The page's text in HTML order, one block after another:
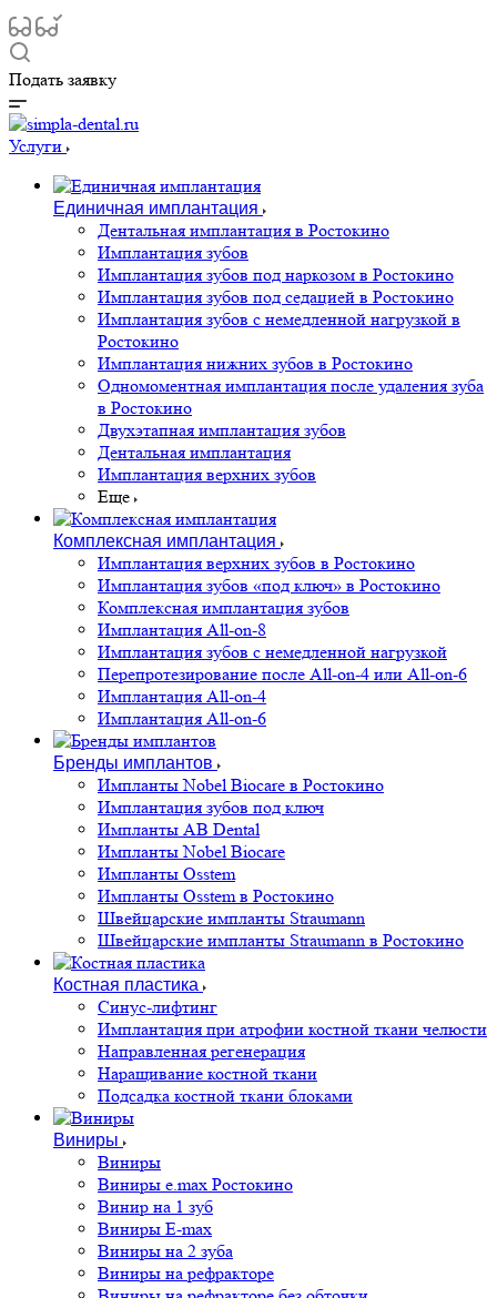
Подать заявку
Услуги
Единичная имплантация
Дентальная имплантация в Ростокино
Имплантация зубов
Имплантация зубов под наркозом в Ростокино
Имплантация зубов под седацией в Ростокино
Имплантация зубов с немедленной нагрузкой в
Ростокино
Имплантация нижних зубов в Ростокино
Одномоментная имплантация после удаления зуба
в Ростокино
Двухэтапная имплантация зубов
Дентальная имплантация
Имплантация верхних зубов
Еще
Комплексная имплантация
Имплантация верхних зубов в Ростокино
Имплантация зубов «под ключ» в Ростокино
Комплексная имплантация зубов
Имплантация All-on-8
Имплантация зубов с немедленной нагрузкой
Перепротезирование после All-on-4 или All-on-6
Имплантация All-on-4
Имплантация All-on-6
Бренды имплантов
Импланты Nobel Biocare в Ростокино
Имплантация зубов под ключ
Импланты AB Dental
Импланты Nobel Biocare
Импланты Osstem
Импланты Osstem в Ростокино
Швейцарские импланты Straumann
Швейцарские импланты Straumann в Ростокино
Костная пластика
Cинус-лифтинг
Имплантация при атрофии костной ткани челюсти
Направленная регенерация
Наращивание костной ткани
Подсадка костной ткани блоками
Виниры
Виниры
Виниры e.max Ростокино
Винир на 1 зуб
Виниры E-max
Виниры на 2 зуба
Виниры на рефракторе